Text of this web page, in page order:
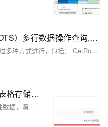
TableStore表格存储（阿里云OTS）多行数据操作查询,支持倒序,过滤条件和分页
1. 批量读取操作 批量读取操作可以通过多种方式进行，包括： GetRow：根据主键读取一行数据。 BatchGetRow：批量读取多行数据。 GetRange：根据范围读取多行数据。
阿里云物联网平台数据转发到表格存储(Table Store)示例参考
本文主要结合物模型的结构体类型属性数据，演示payLoad的设置及规则引擎的配置。